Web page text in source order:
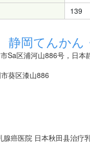
139
静岡てんかん
Sa区浦河山886号，日本
葵区漆山886
腺癌医院 日本秋田县治疗